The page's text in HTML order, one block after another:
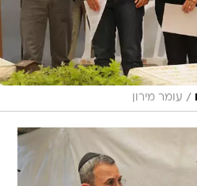
/ עומר מירון